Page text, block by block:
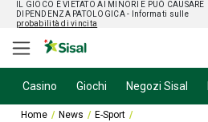
IL GIOCO È VIETATO AI MINORI E PUÒ CAUSARE
DIPENDENZA PATOLOGICA - Informati sulle
probabilità di vincita
Casino Giochi Negozi Sisal
Home News E-Sport